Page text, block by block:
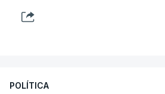
POLÍTICA